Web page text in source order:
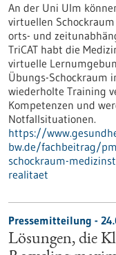
An der Uni Ulm
virtuellen
orts- und
TriCAT habt die
virtuelle
Übungs-Schockraum
wiederholte Training
Kompetenzen und
Notfallsituationen.
https://
bw.de/fachbeitrag/
schockraum-
realitaet
Pressemitteilung -
Lösungen, die